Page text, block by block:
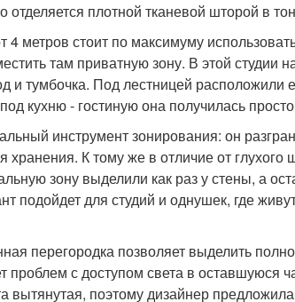
плотной тканевой шторой в
метров стоит по максимуму
там приватную зону. В этой студии
и тумбочка. Под лестницей расположили
кухню - гостиную она получилась
инструмент зонирования: он
хранения. К тому же в отличие от глухого
зону выделили как раз у стены, а
подойдет для студий и однушек, где
перегородка позволяет выделить
проблем с доступом света в оставшуюся
вытянутая, поэтому дизайнер предложила